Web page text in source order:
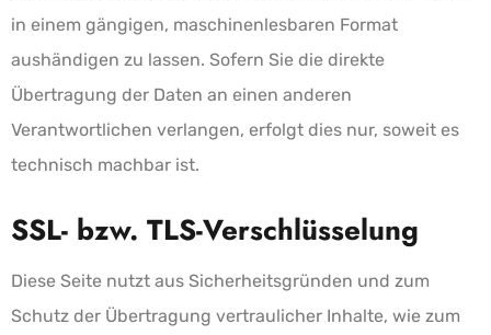
in einem gängigen, maschinenlesbaren Format
aushändigen zu lassen. Sofern Sie die direkte
Übertragung der Daten an einen anderen
Verantwortlichen verlangen, erfolgt dies nur, soweit es
technisch machbar ist.
SSL- bzw. TLS-Verschlüsselung
Diese Seite nutzt aus Sicherheitsgründen und zum
Schutz der Übertragung vertraulicher Inhalte, wie zum